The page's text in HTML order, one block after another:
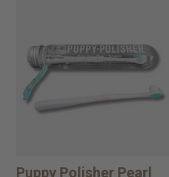
Puppy Polisher Pearl